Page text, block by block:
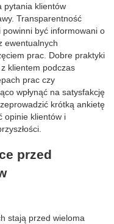
pytania klientów
Transparentność
powinni być informowani o
ewentualnych
prac. Dobre praktyki
klientem podczas
prac czy
wpłynąć na satysfakcję
krótką ankietę
opinie klientów i
przed
stają przed wieloma